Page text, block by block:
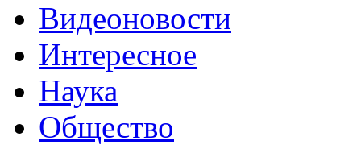
Видеоновости
Интересное
Наука
Общество